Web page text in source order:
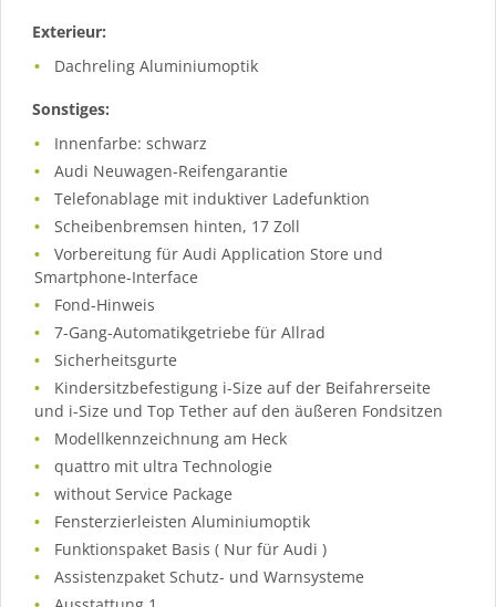
Exterieur:
Dachreling Aluminiumoptik
Sonstiges:
Innenfarbe: schwarz
Audi Neuwagen-Reifengarantie
Telefonablage mit induktiver Ladefunktion
Scheibenbremsen hinten, 17 Zoll
Vorbereitung für Audi Application Store und
Smartphone-Interface
Fond-Hinweis
7-Gang-Automatikgetriebe für Allrad
Sicherheitsgurte
Kindersitzbefestigung i-Size auf der Beifahrerseite
und i-Size und Top Tether auf den äußeren Fondsitzen
Modellkennzeichnung am Heck
quattro mit ultra Technologie
without Service Package
Fensterzierleisten Aluminiumoptik
Funktionspaket Basis ( Nur für Audi )
Assistenzpaket Schutz- und Warnsysteme